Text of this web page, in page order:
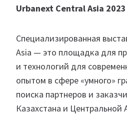
Urbanext Central Asia 2023
Специализированная
Asia — это площадка для
и технологий для
опытом в сфере «умного»
поиска партнеров и
Казахстана и Центральной